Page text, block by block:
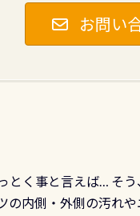
お問い
く事と言えば… そ
の内側・外側の汚れ